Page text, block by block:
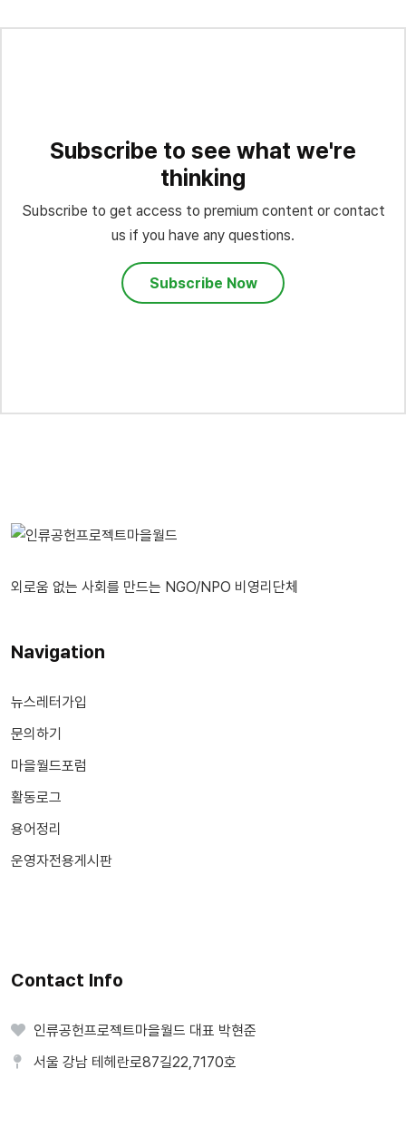
Subscribe to see what we're
thinking
Subscribe to get access to premium content or contact
us if you have any questions.
Subscribe Now
외로움 없는 사회를 만드는 NGO/NPO 비영리단체
Navigation
뉴스레터가입
문의하기
마을월드포럼
활동로그
용어정리
운영자전용게시판
Contact Info
인류공헌프로젝트마을월드 대표 박현준
서울 강남 테헤란로87길22,7170호